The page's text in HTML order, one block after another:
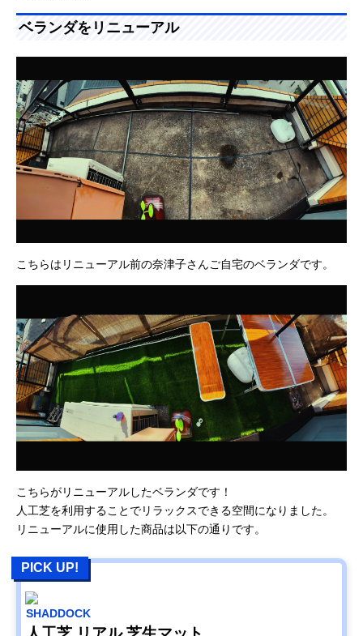
ベランダをリニューアル
こちらはリニューアル前の奈津子さんご自宅のベランダです。
こちらがリニューアルしたベランダです！
人工芝を利用することでリラックスできる空間になりました。
リニューアルに使用した商品は以下の通りです。
PICK UP!
SHADDOCK